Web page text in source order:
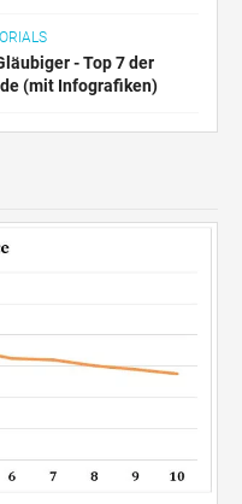
- Top 7 der
(mit Infografiken)